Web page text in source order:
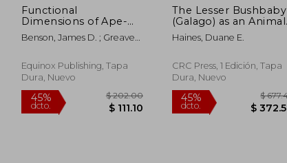
dcto. $ 22.22 dcto.
Functional
Dimensions of Ape-
Human Discourse (en
Inglés)
Benson, James D. ; Greaves,
Equinox Publishing, Tapa
Dura, Nuevo
The Lesser Bushbaby
(Galago) as an Animal
Model: Selected
Topics (en Inglés)
Haines, Duane E.
CRC Press, 1 Edición, Tapa
Dura, Nuevo